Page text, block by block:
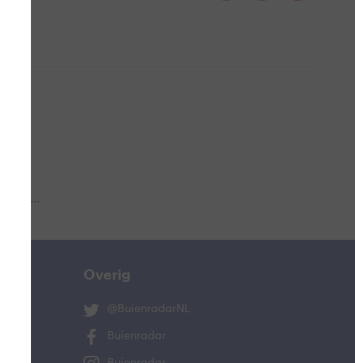
aub...
Overig
@BuienradarNL
Buienradar